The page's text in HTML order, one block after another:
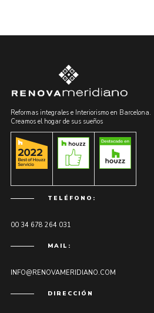
Reformas integrales e Interiorismo en Barcelona.
Creamos el hogar de sus sueños
TELÉFONO:
00 34 678 264 031
MAIL:
INFO@RENOVAMERIDIANO.COM
DIRECCIÓN